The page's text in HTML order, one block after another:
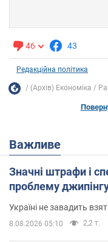
46 43
Редакційна політика
(Архів) Економіка
Важливе
Значні штрафи і
проблему
Україні не завадить
8.08.2026 05:10 2,2 т.